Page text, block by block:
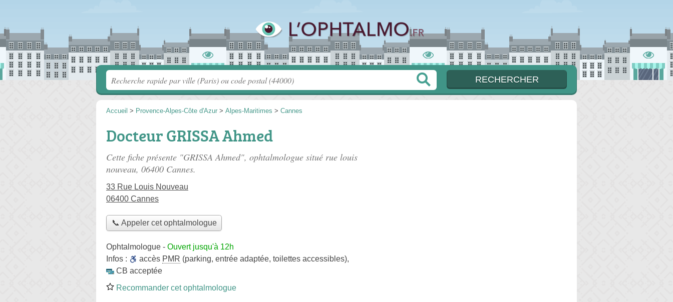
Accueil > Provence-Alpes-Côte d'Azur > Alpes-Maritimes > Cannes
Docteur GRISSA Ahmed
Cette fiche présente "GRISSA Ahmed", ophtalmologue situé rue louis
nouveau, 06400 Cannes.
33 Rue Louis Nouveau
06400 Cannes
📞 Appeler cet ophtalmologue
Ophtalmologue - Ouvert jusqu'à 12h
Infos :
accès PMR (parking, entrée adaptée, toilettes accessibles),
CB acceptée
Recommander cet ophtalmologue